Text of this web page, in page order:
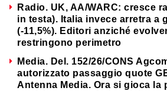
Radio. UK, AA/WARC: cresce
in testa). Italia invece arretra a
(-11,5%). Editori anziché
restringono perimetro
Media. Del. 152/26/CONS
autorizzato passaggio quote
Antenna Media. Ora si gioca la